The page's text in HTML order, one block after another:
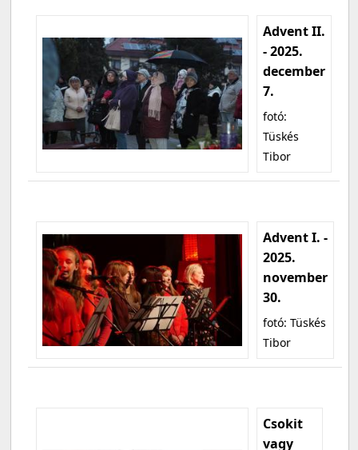
Advent II.
- 2025.
december
7.
fotó:
Tüskés
Tibor
Advent I. -
2025.
november
30.
fotó: Tüskés
Tibor
Csokit
vagy